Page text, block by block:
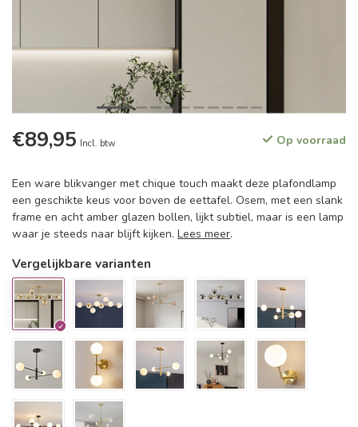
€89,95 Incl. btw Op voorraad
Een ware blikvanger met chique touch maakt deze plafondlamp
een geschikte keus voor boven de eettafel. Osem, met een slank
frame en acht amber glazen bollen, lijkt subtiel, maar is een lamp
waar je steeds naar blijft kijken. Lees meer.
Vergelijkbare varianten